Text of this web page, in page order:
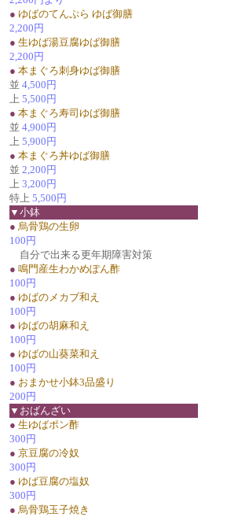
● ゆばのてんぷら ゆば御膳
2,200円
● 生ゆば湯豆腐ゆば御膳
2,200円
● 本まぐろ刺身ゆば御膳
並 4,500円
上 5,500円
● 本まぐろ寿司ゆば御膳
並 4,900円
上 5,900円
● 本まぐろ丼ゆば御膳
並 2,200円
上 3,200円
特上 5,500円
▼小鉢
● 烏骨鶏の生卵
100円
自分で出来る更年期障害対策
● 鳴門産生わかめぽん酢
100円
● ゆばのメカブ和え
100円
● ゆばの胡麻和え
100円
● ゆばの山葵菜和え
100円
● おまかせ小鉢3品盛り
200円
▼おばんざい
● 生ゆばポン酢
300円
● 京豆腐の冷奴
300円
● ゆば豆腐の塩奴
300円
● 烏骨鶏玉子焼き